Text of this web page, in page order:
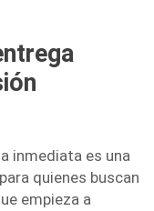
inmediata es una
quienes buscan
empieza a